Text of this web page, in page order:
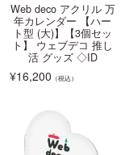
Web deco アクリル 万
年カレンダー 【ハー
ト型 (大)】【3個セッ
ト】 ウェブデコ 推し
活 グッズ ◇ID
¥16,200 （税込）